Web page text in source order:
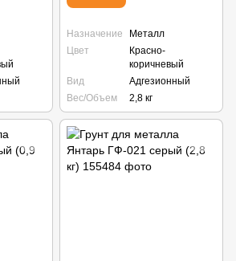
Назначение
Металл
Цвет
Красно-
коричневый
Вид
Адгезионный
Вес/Объем
2,8 кг